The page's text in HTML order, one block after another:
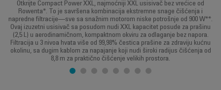
Otkrijte Compact Power XXL, najmoćniji XXL usisivač bez vrećice od
Rowenta*. To je savršena kombinacija ekstremne snage čišćenja i
napredne filtracije—sve sa snažnim motorom niske potrošnje od 900 W**.
Ovaj izuzetni usisivač sa posudom nudi XXL kapacitet posude za prašinu
(2,5 L) u aerodinamičnom, kompaktnom okviru za odlaganje bez napora.
Filtracija u 3 nivoa hvata više od 99,98% čestica prašine za zdraviju kućnu
okolinu, sa dugim kablom za napajanje koji nudi široki radijus čišćenja od
8,8 m za praktično čišćenje velikih prostora.